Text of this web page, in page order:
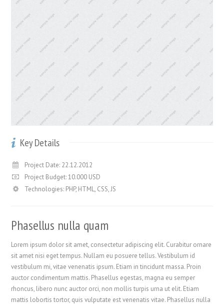
Key Details
Project Date: 22.12.2012
Project Budget: 10.000 USD
Technologies: PHP, HTML, CSS, JS
Phasellus nulla quam
Lorem ipsum dolor sit amet, consectetur adipiscing elit. Curabitur ornare
sit amet nisi eget tempus. Nullam eu posuere tellus. Vestibulum id
vestibulum mi, vitae venenatis ipsum. Etiam in tincidunt massa. Proin
auctor condimentum mattis. Phasellus egestas, magna eu semper
rhoncus, libero nunc auctor orci, non mollis turpis urna ut elit. Etiam
mattis lobortis tortor, quis vulputate est venenatis vitae. Phasellus nulla